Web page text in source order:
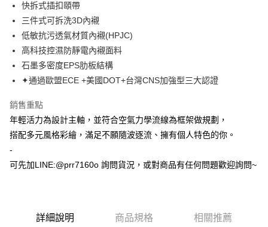
每筆NT$60，滿NT$1,000(含以上)免運費
7-11取貨付款(安全帽一頂以上請選宅配)
每筆NT$60，滿NT$1,000(含以上)免運費
宅配
每筆NT$100，滿NT$1,000(含以上)免運費
快拆式插扣頤帶
三件式可拆洗3D內襯
低敏抗污透氣材質內襯(HPJC)
高科技控濕防靜電內襯面料
石墨多密度EPS肋板結構
✦通過歐盟ECE +美國DOT+台灣CNS加強型三大認證
銷售重點
年輕活力為設計主軸，並符合空氣力學流線為框架做規劃，
搭配多元風格彩繪，滿足不願隨波逐流、擁有個人特色的你。
-
可先加LINE:@prr7160o 詢問貨況，或對商品有任何問題歡迎詢問~
詳細說明 商品規格 相關推薦